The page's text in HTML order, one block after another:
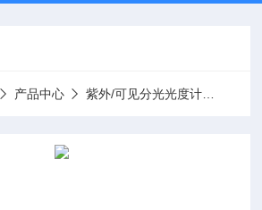
产品中心 紫外/可见分光光度计